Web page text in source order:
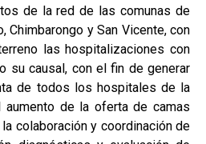
de la red de las comunas de
Chimbarongo y San Vicente, con
las hospitalizaciones con
su causal, con el fin de generar
de todos los hospitales de la
de la oferta de camas
colaboración y coordinación de